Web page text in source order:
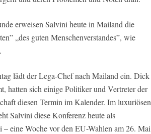
erweisen Salvini heute in Mailand die
„des guten Menschenverstandes”, wie
lädt der Lega-Chef nach Mailand ein. Dick
hatten sich einige Politiker und Vertreter der
diesen Termin im Kalender. Im luxuriösen
Salvini diese Konferenz heute als
eine Woche vor den EU-Wahlen am 26. Mai